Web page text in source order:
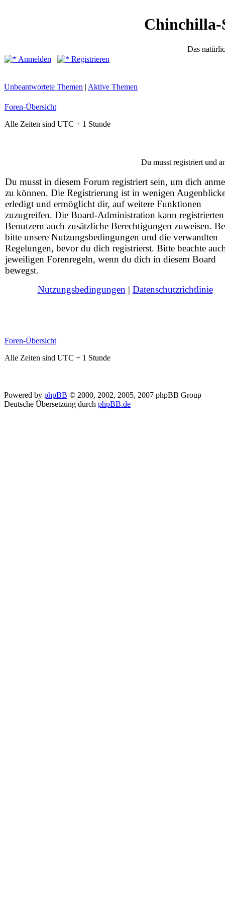
Chinchilla-
Das
Anmelden
Registrieren
Unbeantwortete Themen | Aktive Themen
Foren-Übersicht
Alle Zeiten sind UTC + 1 Stunde
Du musst registriert und
Du musst in diesem Forum registriert sein, um dich
zu können. Die Registrierung ist in wenigen
erledigt und ermöglicht dir, auf weitere Funktionen
zuzugreifen. Die Board-Administration kann registrierten
Benutzern auch zusätzliche Berechtigungen zuweisen.
bitte unsere Nutzungsbedingungen und die verwandten
Regelungen, bevor du dich registrierst. Bitte beachte
jeweiligen Forenregeln, wenn du dich in diesem Board
bewegst.
Nutzungsbedingungen | Datenschutzrichtlinie
Foren-Übersicht
Alle Zeiten sind UTC + 1 Stunde
Powered by phpBB © 2000, 2002, 2005, 2007 phpBB Group
Deutsche Übersetzung durch phpBB.de